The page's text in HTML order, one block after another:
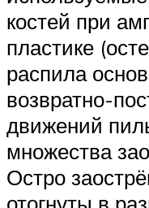
костей при
пластике
распила
возвратно-
движений
множества
Остро